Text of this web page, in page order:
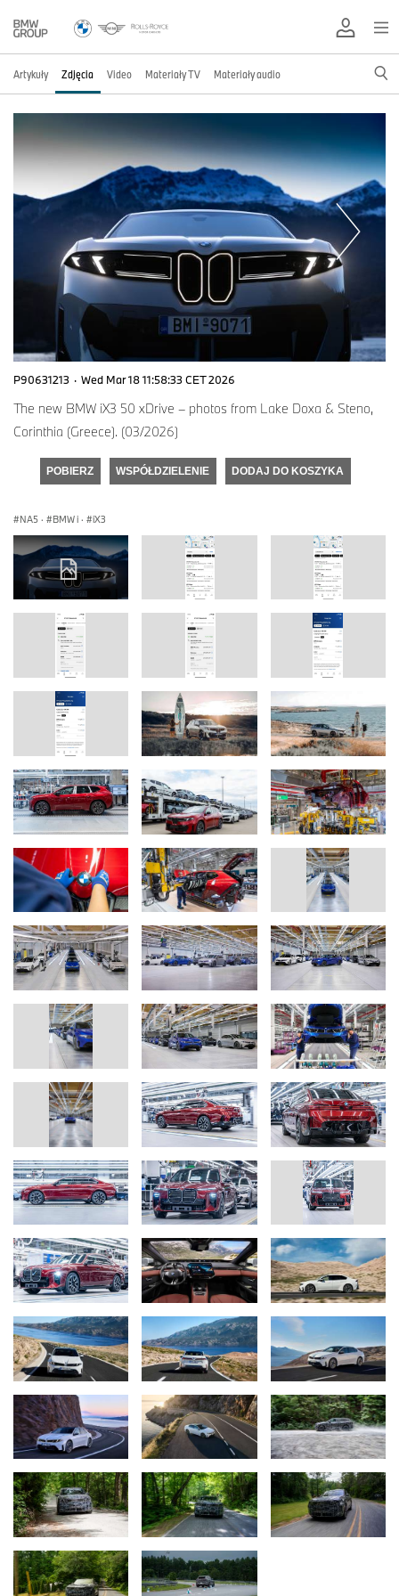
Artykuły Zdjęcia Video Materiały TV Materiały audio
P90631213 · Wed Mar 18 11:58:33 CET 2026
The new BMW iX3 50 xDrive – photos from Lake Doxa & Steno,
Corinthia (Greece). (03/2026)
POBIERZ WSPÓŁDZIELENIE DODAJ DO KOSZYKA
NA5 · BMW i · iX3